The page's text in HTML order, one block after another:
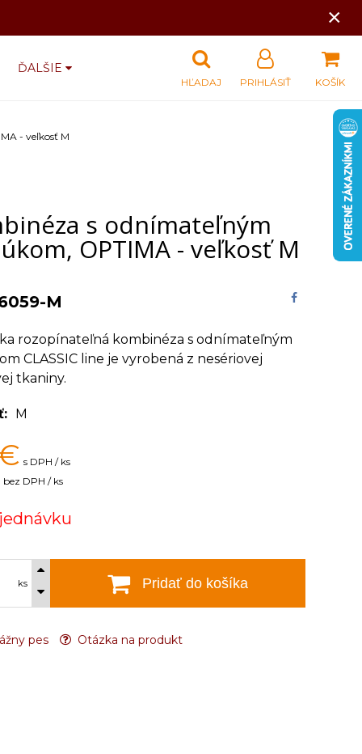
×
ĎALŠIE
KOŠÍK
PRIHLÁSIŤ
HĽADAJ
- veľkosť M
s odnímateľným
OPTIMA - veľkosť M
M
rozopínateľná kombinéza s odnímateľným
CLASSIC line je vyrobená z nesériovej
tkaniny.
M
s DPH / ks
bez DPH / ks
ks Pridať do košíka
pes Otázka na produkt